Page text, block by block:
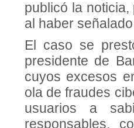
publicó la
al haber
El caso se
presidente de
cuyos excesos
ola de fraudes
usuarios a
responsables,